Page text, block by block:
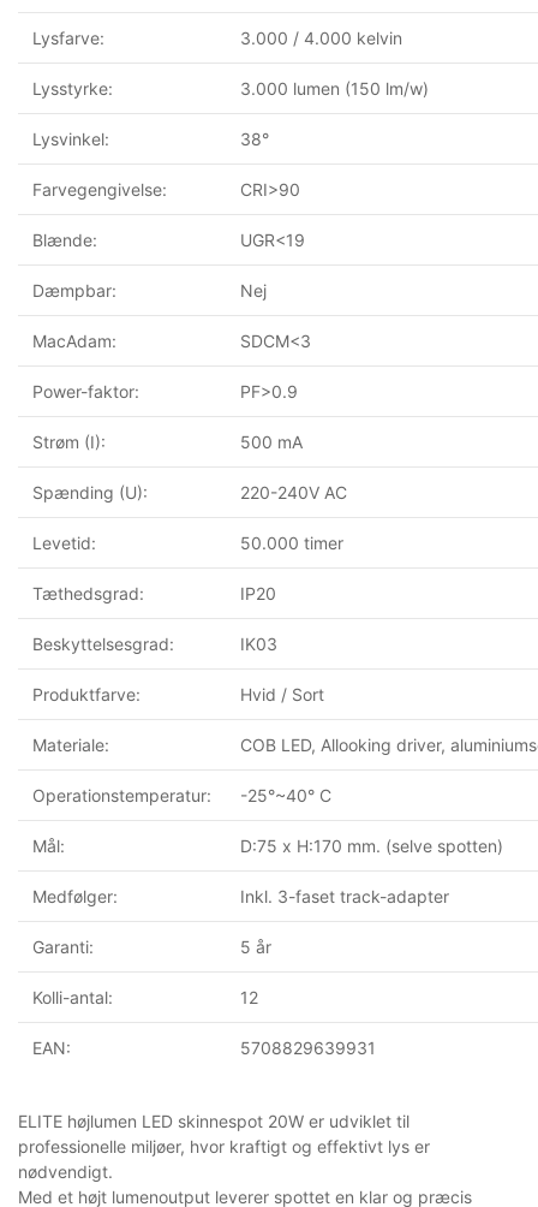
Lysfarve: 3.000 / 4.000 kelvin
Lysstyrke: 3.000 lumen (150 lm/w)
Lysvinkel: 38°
Farvegengivelse: CRI>90
Blænde: UGR<19
Dæmpbar: Nej
MacAdam: SDCM<3
Power-faktor: PF>0.9
Strøm (I): 500 mA
Spænding (U): 220-240V AC
Levetid: 50.000 timer
Tæthedsgrad: IP20
Beskyttelsesgrad: IK03
Produktfarve: Hvid / Sort
Materiale: COB LED, Allooking driver,
Operationstemperatur: -25°~40° C
Mål: D:75 x H:170 mm. (selve spotten)
Medfølger: Inkl. 3-faset track-adapter
Garanti: 5 år
Kolli-antal: 12
EAN: 5708829639931
ELITE højlumen LED skinnespot 20W er udviklet til
professionelle miljøer, hvor kraftigt og effektivt lys er
nødvendigt.
Med et højt lumenoutput leverer spottet en klar og præcis